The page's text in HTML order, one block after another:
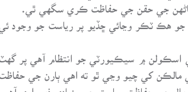
ماڻهن جي حقن جي حفاظت ڪري سگهي ٿي.
جو هڪ ٽڪر وڃائي ڇڏيو پر رياست جو وجود ئي
اسڪولن ۾ سيڪيورٽي جو انتظام آهي پر گهٽ
مالڪن کي چيو وڃي ٿو ته اهي ٻارن جي حفاظت
جي حفاظت رياست جي بنيادي ذميواري آهي.